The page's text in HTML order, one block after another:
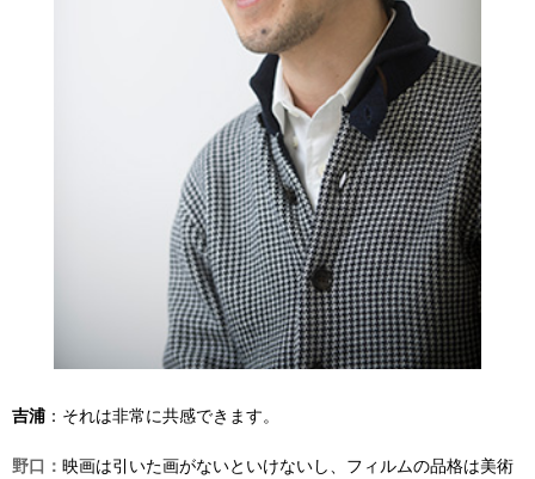
吉浦 ：それは非常に共感できます。
野口： 映画は引いた画がないといけないし、フィルムの品格は美術